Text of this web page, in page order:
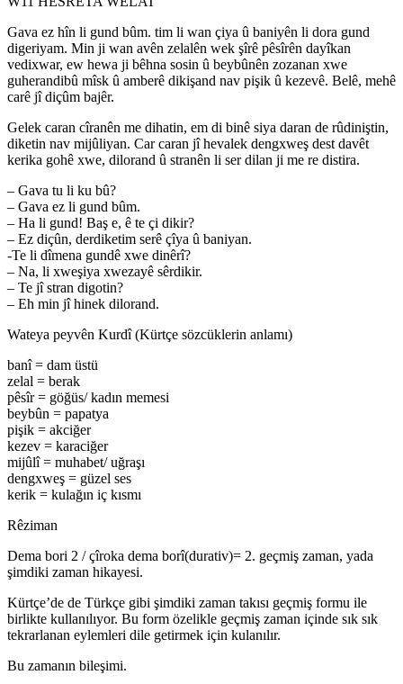
Gava ez hîn li gund bûm. tim li wan çiya û baniyên li dora gund
digeriyam. Min ji wan avên zelalên wek şîrê pêsîrên dayîkan
vedixwar, ew hewa ji bêhna sosin û beybûnên zozanan xwe
guherandibû mîsk û amberê dikişand nav pişik û kezevê. Belê, mehê
carê jî diçûm bajêr.
Gelek caran cîranên me dihatin, em di binê siya daran de rûdiniştin,
diketin nav mijûliyan. Car caran jî hevalek dengxweş dest davêt
kerika gohê xwe, dilorand û stranên li ser dilan ji me re distira.
– Gava tu li ku bû?
– Gava ez li gund bûm.
– Ha li gund! Baş e, ê te çi dikir?
– Ez diçûn, derdiketim serê çîya û baniyan.
-Te li dîmena gundê xwe dinêrî?
– Na, li xweşiya xwezayê sêrdikir.
– Te jî stran digotin?
– Eh min jî hinek dilorand.
Wateya peyvên Kurdî (Kürtçe sözcüklerin anlamı)
banî = dam üstü
zelal = berak
pêsîr = göğüs/ kadın memesi
beybûn = papatya
pişik = akciğer
kezev = karaciğer
mijûlî = muhabet/ uğraşı
dengxweş = güzel ses
kerik = kulağın iç kısmı
Rêziman
Dema bori 2 / çîroka dema borî(durativ)= 2. geçmiş zaman, yada
şimdiki zaman hikayesi.
Kürtçe’de de Türkçe gibi şimdiki zaman takısı geçmiş formu ile
birlikte kullanılıyor. Bu form özelikle geçmiş zaman içinde sık sık
tekrarlanan eylemleri dile getirmek için kulanılır.
Bu zamanın bileşimi.